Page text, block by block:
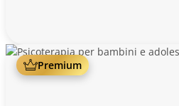
Premium